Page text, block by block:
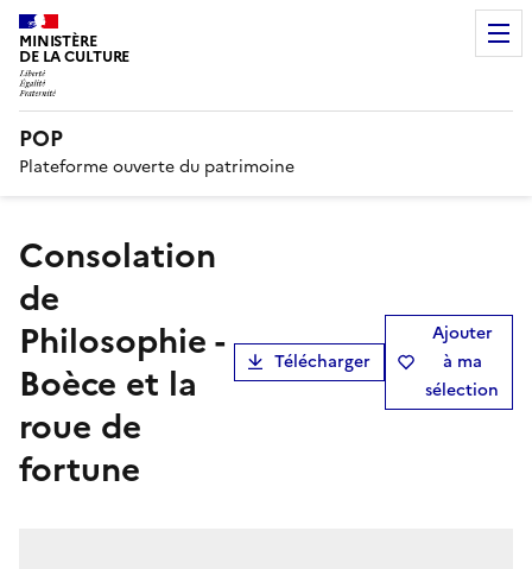
MINISTÈRE
DE LA CULTURE
POP
Plateforme ouverte du patrimoine
Consolation
de
Philosophie -
Boèce et la
roue de
fortune
Télécharger
Ajouter
à ma
sélection